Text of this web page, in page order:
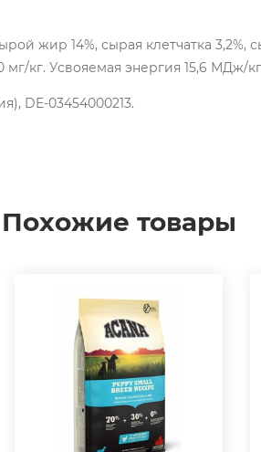
жир 14%, сырая клетчатка 3,2%,
кг. Усвояемая энергия 15,6 МДж/кг
DE-03454000213.
Похожие товары